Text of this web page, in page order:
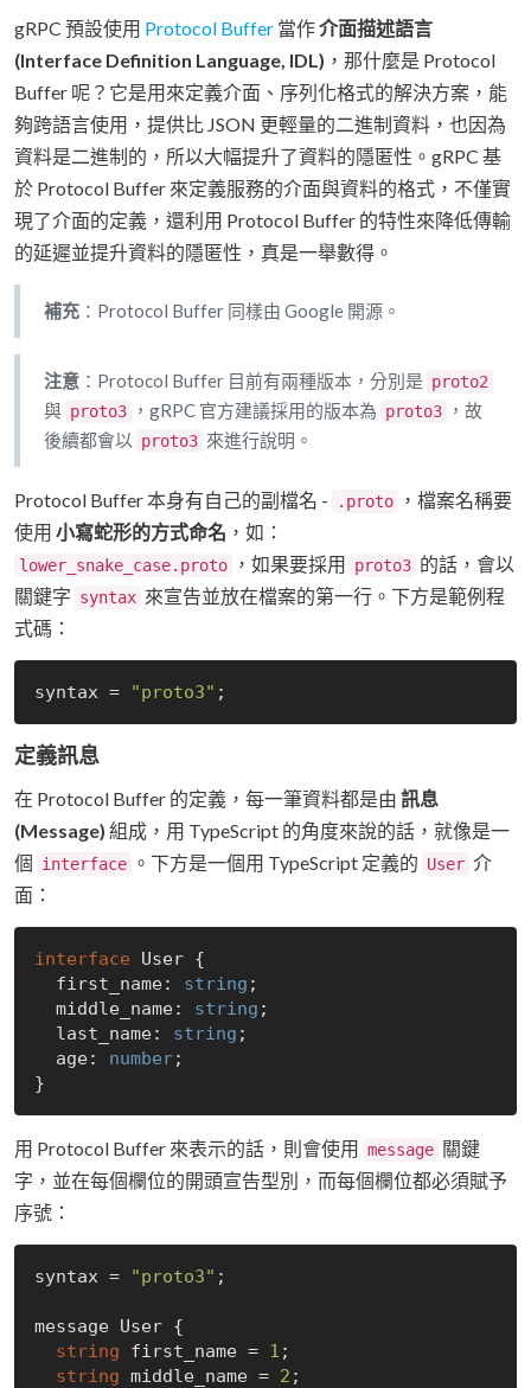
gRPC 預設使用 Protocol Buffer 當作介面描述語言
(Interface Definition Language, IDL) ，那什麼是 Protocol
Buffer 呢？它是用來定義介面、序列化格式的解決方案，能
夠跨語言使用，提供比 JSON 更輕量的二進制資料，也因為
資料是二進制的，所以大幅提升了資料的隱匿性。gRPC 基
於 Protocol Buffer 來定義服務的介面與資料的格式，不僅實
現了介面的定義，還利用 Protocol Buffer 的特性來降低傳輸
的延遲並提升資料的隱匿性，真是一舉數得。
補充 ：Protocol Buffer 同樣由 Google 開源。
注意 ：Protocol Buffer 目前有兩種版本，分別是 proto2
與 proto3 ，gRPC 官方建議採用的版本為 proto3
，故
後續都會以 proto3 來進行說明。
Protocol Buffer 本身有自己的副檔名 - .proto
，檔案名稱要
使用 小寫蛇形的方式命名 ，如：
lower_snake_case.proto ，如果要採用 proto3 的話，會以
關鍵字 syntax 來宣告並放在檔案的第一行。下方是範例程
式碼：
syntax = "proto3"
定義訊息
在 Protocol Buffer 的定義，每一筆資料都是由 訊息
(Message) 組成，用 TypeScript 的角度來說的話，就像是一
個
interface 。下方是一個用 TypeScript 定義的 User 介
面：
interface User {
  first_name:
string ;
  middle_name:
string ;
  last_name:
string ;
  age:
number;
用 Protocol Buffer 來表示的話，則會使用 message 關鍵
字，並在每個欄位的開頭宣告型別，而每個欄位都必須賦予
序號：
syntax = "proto3" ;
message User {
string first_name = 1 ;
string middle_name = 2 ;